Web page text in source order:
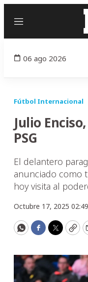
Menú
06 ago 2026
Fútbol Internacional
Julio
PSG
El delantero
anunciado como
hoy visita al
Octubre 17, 2025
WhatsApp
Facebook
Twitter